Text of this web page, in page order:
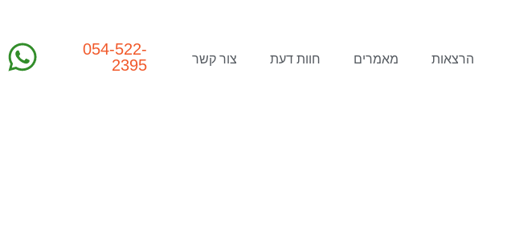
הרצאות מאמרים חוות דעת צור קשר
054-522-
2395